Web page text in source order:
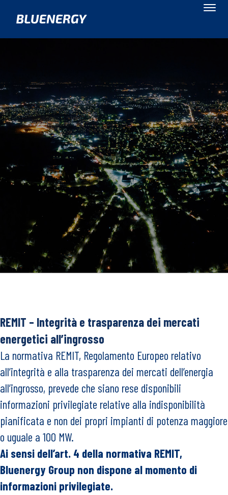
REMIT – Integrità e trasparenza dei mercati
energetici all’ingrosso
La normativa REMIT, Regolamento Europeo relativo
all’integrità e alla trasparenza dei mercati dell’energia
all’ingrosso, prevede che siano rese disponibili
informazioni privilegiate relative alla indisponibilità
pianificata e non dei propri impianti di potenza maggiore
o uguale a 100 MW.
Ai sensi dell’art. 4 della normativa REMIT,
Bluenergy Group non dispone al momento di
informazioni privilegiate.